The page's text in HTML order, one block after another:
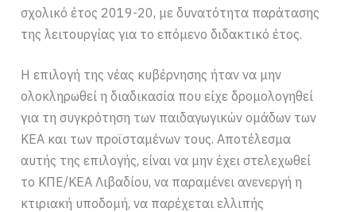
σχολικό έτος 2019-20, με δυνατότητα παράτασης
της λειτουργίας για το επόμενο διδακτικό έτος.
Η επιλογή της νέας κυβέρνησης ήταν να μην
ολοκληρωθεί η διαδικασία που είχε δρομολογηθεί
για τη συγκρότηση των παιδαγωγικών ομάδων των
ΚΕΑ και των προϊσταμένων τους. Αποτέλεσμα
αυτής της επιλογής, είναι να μην έχει στελεχωθεί
το ΚΠΕ/ΚΕΑ Λιβαδίου, να παραμένει ανενεργή η
κτιριακή υποδομή, να παρέχεται ελλιπής